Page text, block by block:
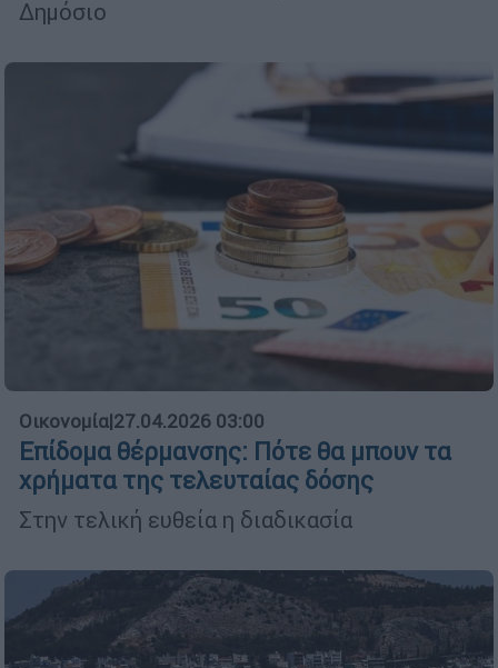
Δημόσιο
Οικονομία|27.04.2026 03:00
Επίδομα θέρμανσης: Πότε θα μπουν τα
χρήματα της τελευταίας δόσης
Στην τελική ευθεία η διαδικασία